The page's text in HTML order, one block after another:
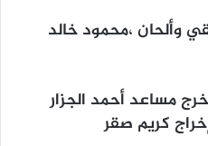
وألحان ،محمود خالد
مساعد أحمد الجزار
كريم صقر